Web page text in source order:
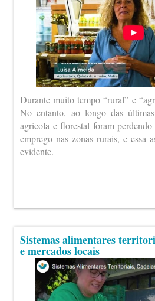
Durante muito tempo “rural” e
No entanto, ao longo das
agrícola e florestal foram
emprego nas zonas rurais, e essa
evidente.
Sistemas alimentares
e mercados locais